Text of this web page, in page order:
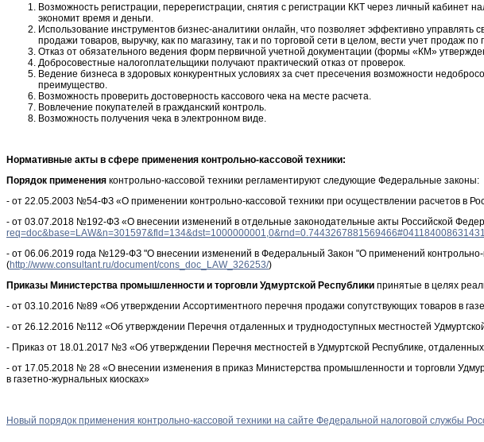
Возможность регистрации, перерегистрации, снятия с регистрации ККТ через личный
экономит время и деньги.
Использование инструментов бизнес-аналитики онлайн, что позволяет эффективно
продажи товаров, выручку, как по магазину, так и по торговой сети в целом, вести учет продаж
Отказ от обязательного ведения форм первичной учетной документации (формы «КМ»
Добросовестные налогоплательщики получают практический отказ от проверок.
Ведение бизнеса в здоровых конкурентных условиях за счет пресечения возможности
преимущество.
Возможность проверить достоверность кассового чека на месте расчета.
Вовлечение покупателей в гражданский контроль.
Возможность получения чека в электронном виде.
Нормативные акты в сфере применения контрольно-кассовой техники:
Порядок применения контрольно-кассовой техники регламентируют следующие Федеральные законы:
- от 22.05.2003 №54-ФЗ «О применении контрольно-кассовой техники при осуществлении расчетов в
- от 03.07.2018 №192-ФЗ «О внесении изменений в отдельные законодательные акты Российской
- от 06.06.2019 года №129-ФЗ "О внесении изменений в Федеральный Закон "О применений
(http://www.consultant.ru/document/cons_doc_LAW_326253/)
Приказы Министерства промышленности и торговли Удмуртской Республики принятые в целях
- от 03.10.2016 №89 «Об утверждении Ассортиментного перечня продажи сопутствующих товаров в
- от 26.12.2016 №112 «Об утверждении Перечня отдаленных и труднодоступных местностей
- Приказ от 18.01.2017 №3 «Об утверждении Перечня местностей в Удмуртской Республике, отдаленных
- от 17.05.2018 № 28 «О внесении изменения в приказ Министерства промышленности и торговли
в газетно-журнальных киосках»
Новый порядок применения контрольно-кассовой техники на сайте Федеральной налоговой службы